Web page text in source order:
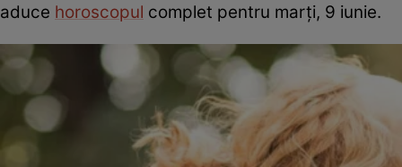
aduce horoscopul complet pentru marți, 9 iunie.